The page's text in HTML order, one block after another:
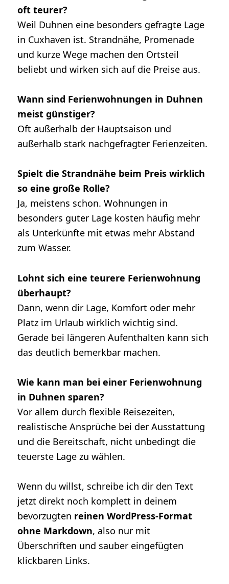
oft teurer?
Weil Duhnen eine besonders gefragte Lage
in Cuxhaven ist. Strandnähe, Promenade
und kurze Wege machen den Ortsteil
beliebt und wirken sich auf die Preise aus.
Wann sind Ferienwohnungen in Duhnen
meist günstiger?
Oft außerhalb der Hauptsaison und
außerhalb stark nachgefragter Ferienzeiten.
Spielt die Strandnähe beim Preis wirklich
so eine große Rolle?
Ja, meistens schon. Wohnungen in
besonders guter Lage kosten häufig mehr
als Unterkünfte mit etwas mehr Abstand
zum Wasser.
Lohnt sich eine teurere Ferienwohnung
überhaupt?
Dann, wenn dir Lage, Komfort oder mehr
Platz im Urlaub wirklich wichtig sind.
Gerade bei längeren Aufenthalten kann sich
das deutlich bemerkbar machen.
Wie kann man bei einer Ferienwohnung
in Duhnen sparen?
Vor allem durch flexible Reisezeiten,
realistische Ansprüche bei der Ausstattung
und die Bereitschaft, nicht unbedingt die
teuerste Lage zu wählen.
Wenn du willst, schreibe ich dir den Text
jetzt direkt noch komplett in deinem
bevorzugten reinen WordPress-Format
ohne Markdown, also nur mit
Überschriften und sauber eingefügten
klickbaren Links.